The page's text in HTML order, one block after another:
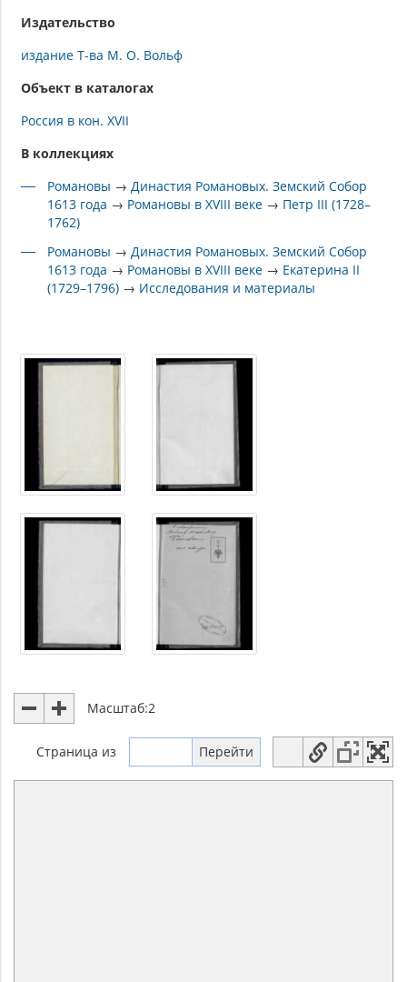
Издательство
издание Т-ва М. О. Вольф
Объект в каталогах
Россия в кон. XVII
В коллекциях
Романовы →Династия Романовых. Земский Собор
1613 года → Романовы в XVIII веке → Петр III (1728–
1762)
Романовы →Династия Романовых. Земский Собор
1613 года → Романовы в XVIII веке → Екатерина II
(1729–1796) → Исследования и материалы
Масштаб:2
Страница из